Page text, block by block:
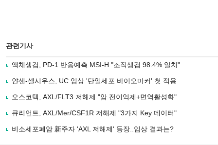
관련기사
액체생검, PD-1 반응예측 MSI-H "조직생검 98.4% 일치"
얀센-셀시우스, UC 임상 '단일세포 바이오마커' 첫 적용
오스코텍, AXL/FLT3 저해제 "암 전이억제+면역활성화"
큐리언트, AXL/Mer/CSF1R 저해제 "3가지 Key 데이터"
비소세포폐암 新주자 'AXL 저해제' 등장..임상 결과는?